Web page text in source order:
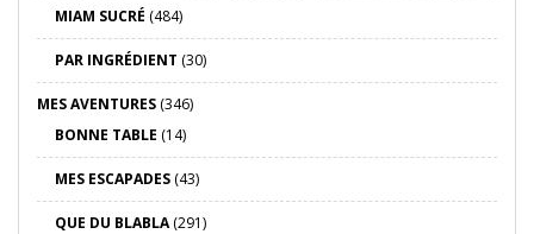
MIAM SUCRÉ (484)
PAR INGRÉDIENT (30)
MES AVENTURES (346)
BONNE TABLE (14)
MES ESCAPADES (43)
QUE DU BLABLA(291)